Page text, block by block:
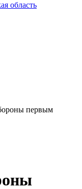
область
первым